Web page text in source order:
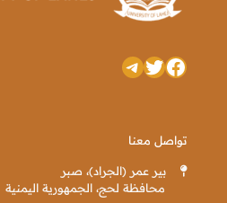
فيسبوك
تويترتيليجرام
تواصل معنا
بير عمر (الجراد)، صبر
محافظة لحج، الجمهورية اليمنية